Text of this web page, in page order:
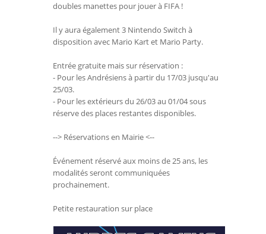
doubles manettes pour jouer à FIFA !
Il y aura également 3 Nintendo Switch à
disposition avec Mario Kart et Mario Party.
Entrée gratuite mais sur réservation :
- Pour les Andrésiens à partir du 17/03 jusqu'au
25/03.
- Pour les extérieurs du 26/03 au 01/04 sous
réserve des places restantes disponibles.
--> Réservations en Mairie <--
Événement réservé aux moins de 25 ans, les
modalités seront communiquées
prochainement.
Petite restauration sur place